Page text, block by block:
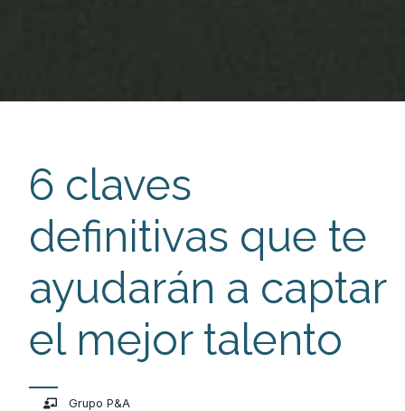
6 claves
definitivas que te
ayudarán a captar
el mejor talento
Grupo P&A